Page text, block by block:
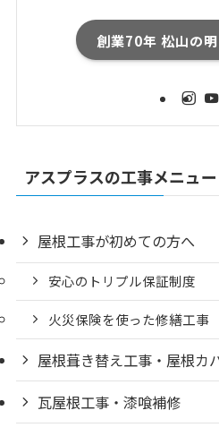
創業70年 松山の
アスプラスの工事メニュー
屋根工事が初めての方へ
安心のトリプル保証制度
火災保険を使った修繕工事
屋根葺き替え工事・屋根カ
瓦屋根工事・漆喰補修